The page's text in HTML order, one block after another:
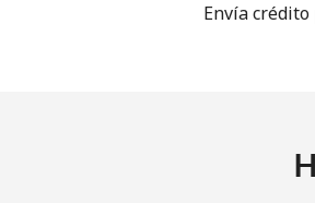
Envía